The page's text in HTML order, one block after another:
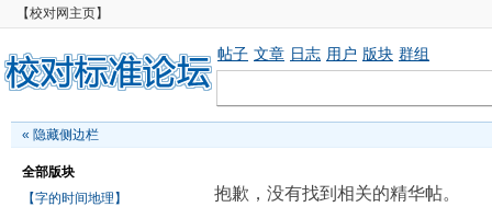
【校对网主页】
帖子 文章 日志 用户 版块 群组
« 隐藏侧边栏
全部版块
【字的时间地理】
抱歉，没有找到相关的精华帖。